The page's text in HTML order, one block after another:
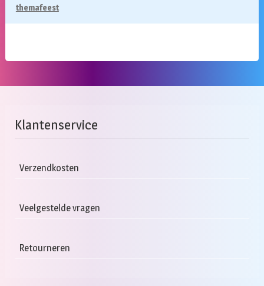
themafeest
Klantenservice
Verzendkosten
Veelgestelde vragen
Retourneren